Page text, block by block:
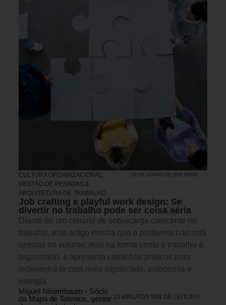
CULTURA ORGANIZACIONAL,
GESTÃO DE PESSOAS &
ARQUITETURA DE TRABALHO
28 DE JUNHO DE 2026 08H00
Job crafting e playful work design: Se
divertir no trabalho pode ser coisa séria
Diante de um cenário de sobrecarga crescente no
trabalho, este artigo mostra que o problema não está
apenas no volume, mas na forma como o trabalho é
organizado, e apresenta caminhos práticos para
redesenhá-lo com mais significado, autonomia e
energia.
Miguel Nisembaum - Sócio
da Mapa de Talentos, gestor 10 MINUTOS MIN DE LEITURA